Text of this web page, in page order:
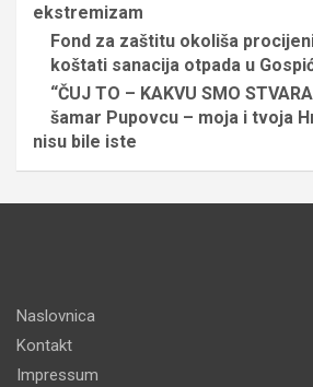
ekstremizam
Fond za zaštitu okoliša
koštati sanacija otpada u
“ČUJ TO – KAKVU SMO
šamar Pupovcu – moja i tvoja
nisu bile iste
Naslovnica
Kontakt
Impressum